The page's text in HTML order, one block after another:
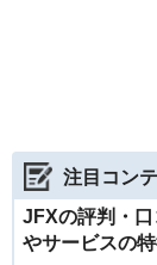
注目コン
JFXの評判・
やサービスの